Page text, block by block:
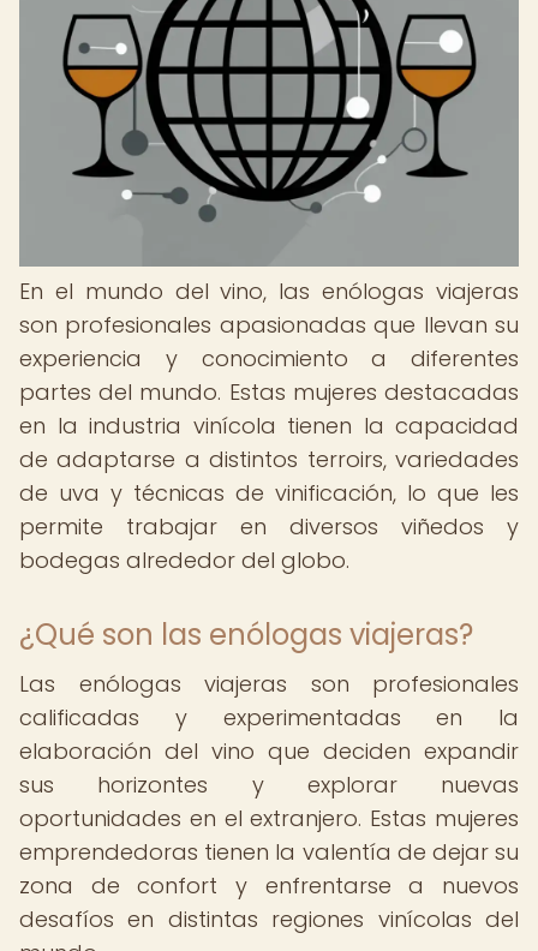
En el mundo del vino, las enólogas viajeras
son profesionales apasionadas que llevan su
experiencia y conocimiento a diferentes
partes del mundo. Estas mujeres destacadas
en la industria vinícola tienen la capacidad
de adaptarse a distintos terroirs, variedades
de uva y técnicas de vinificación, lo que les
permite trabajar en diversos viñedos y
bodegas alrededor del globo.
¿Qué son las enólogas viajeras?
Las enólogas viajeras son profesionales
calificadas y experimentadas en la
elaboración del vino que deciden expandir
sus horizontes y explorar nuevas
oportunidades en el extranjero. Estas mujeres
emprendedoras tienen la valentía de dejar su
zona de confort y enfrentarse a nuevos
desafíos en distintas regiones vinícolas del